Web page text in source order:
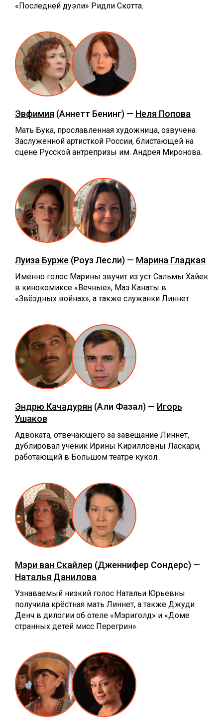
«Последней дуэли» Ридли Скотта.
Эвфимия (Аннетт Бенинг) — Неля Попова
Мать Бука, прославленная художница, озвучена
Заслуженной артисткой России, блистающей на
сцене Русской антрепризы им. Андрея Миронова.
Луиза Бурже (Роуз Лесли) — Марина Гладкая
Именно голос Марины звучит из уст Сальмы Хайек
в кинокомиксе ‎«‎Вечные», Маз Канаты в
‎«‎Звёздных войнах», а также служанки Линнет.
Эндрю Качадурян (Али Фазал) — Игорь
Ушаков
Адвоката, отвечающего за завещание Линнет,
дублировал ученик Ирины Кирилловны Ласкари,
работающий в Большом театре кукол.
Мэри ван Скайлер (Дженнифер Сондерс) —
Наталья Данилова
Узнаваемый низкий голос Натальи Юрьевны
получила крёстная мать Линнет, а также Джуди
Денч в дилогии об отеле «‎Мэриголд» и «‎Доме
странных детей мисс Перегрин».